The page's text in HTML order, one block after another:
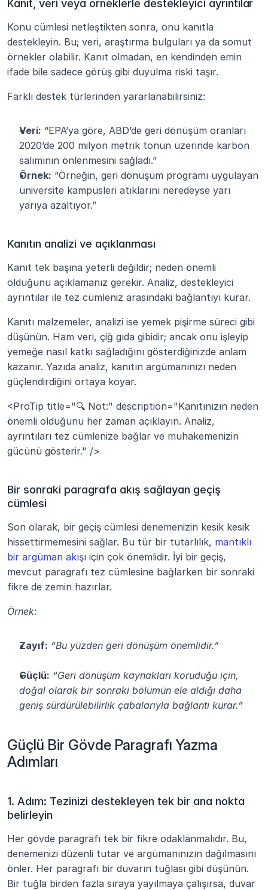
Kanıt, veri veya örneklerle destekleyici ayrıntılar
Konu cümlesi netleştikten sonra, onu kanıtla
destekleyin. Bu; veri, araştırma bulguları ya da somut
örnekler olabilir. Kanıt olmadan, en kendinden emin
ifade bile sadece görüş gibi duyulma riski taşır.
Farklı destek türlerinden yararlanabilirsiniz:
Veri: “EPA’ya göre, ABD’de geri dönüşüm oranları
2020’de 200 milyon metrik tonun üzerinde karbon
salımının önlenmesini sağladı.”
Örnek: “Örneğin, geri dönüşüm programı uygulayan
üniversite kampüsleri atıklarını neredeyse yarı
yarıya azaltıyor.”
Kanıtın analizi ve açıklanması
Kanıt tek başına yeterli değildir; neden önemli
olduğunu açıklamanız gerekir. Analiz, destekleyici
ayrıntılar ile tez cümleniz arasındaki bağlantıyı kurar.
Kanıtı malzemeler, analizi ise yemek pişirme süreci gibi
düşünün. Ham veri, çiğ gıda gibidir; ancak onu işleyip
yemeğe nasıl katkı sağladığını gösterdiğinizde anlam
kazanır. Yazıda analiz, kanıtın argümanınızı neden
güçlendirdiğini ortaya koyar.
<ProTip title="🔍 Not:" description="Kanıtınızın neden
önemli olduğunu her zaman açıklayın. Analiz,
ayrıntıları tez cümlenize bağlar ve muhakemenizin
gücünü gösterir." />
Bir sonraki paragrafa akış sağlayan geçiş
cümlesi
Son olarak, bir geçiş cümlesi denemenizin kesik kesik
hissettirmemesini sağlar. Bu tür bir tutarlılık, mantıklı
bir argüman akışı için çok önemlidir. İyi bir geçiş,
mevcut paragrafı tez cümlesine bağlarken bir sonraki
fikre de zemin hazırlar.
Örnek:
Zayıf: “Bu yüzden geri dönüşüm önemlidir.”
Güçlü: “Geri dönüşüm kaynakları koruduğu için,
doğal olarak bir sonraki bölümün ele aldığı daha
geniş sürdürülebilirlik çabalarıyla bağlantı kurar.”
Güçlü Bir Gövde Paragrafı Yazma
Adımları
1. Adım: Tezinizi destekleyen tek bir ana nokta
belirleyin
Her gövde paragrafı tek bir fikre odaklanmalıdır. Bu,
denemenizi düzenli tutar ve argümanınızın dağılmasını
önler. Her paragrafı bir duvarın tuğlası gibi düşünün.
Bir tuğla birden fazla sıraya yayılmaya çalışırsa, duvar